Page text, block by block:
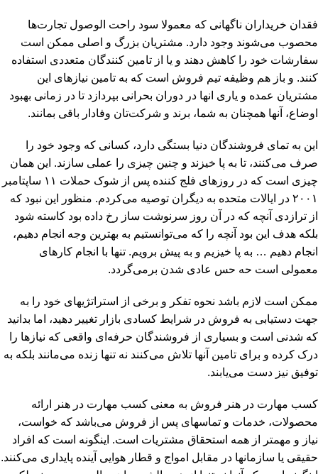
فقدان خریداران ناگهانی که معمولا سود راحت الوصول تجارت‌ها
محصوب می‌شوند وجود دارد. مشتریان بزرگ و اصلی ممکن است
سفارشات خود را کاهش دهند و یا از تامین کنندگان متعددی استفاده
کنند. و باز هم وظیفه تیم فروش است که به تامین نیازهای این
مشتریان عمده و یاری انها در دوران بحرانی بپردازد تا در زمانی بهبود
اوضاع، آنها همچنان به شما، برند و شرکت‌تان وفادار باقی بمانند.
این به تمای فروشندگان دنیا بستگی دارد، کسانی که وجود خود را
صرف می‌کنند، تا به پا خیزند و چنین چیزی را عملی سازند. این همان
چیزی است که در روزهای فلج کننده پس از شوک حملات ۱۱ ساپتامبر
۲۰۰۱ در ایالات متحده به دیگران توصیه می‌کردم. منظور این نبود که
از ترازدی آنچه که در آن روز سرنوشت ساز رخ داده بود کاسته شود
بلکه هدف این بود آنچه را که می‌توانستیم به بهترین وجه انجام دهیم،
انجام دهیم … به پا خیزیم و به پیش برویم. تنها با انجام کارهای
معمولی است حه حس عادی شدن برمی‌گردد.
ممکن است لازم باشد نحوه تفکر و برخی از استراتژیهای خود را به
جهت دستیابی به فروش در شرایط کسادی بازار تغییر دهید، اما بدانید
که شدنی است و بسیاری از فروشندگان حرفه‌ای واقعی که نیازها را
درک کرده و برای تامین آنها تلاش می‌کنند نه تنها زنده می‌مانند بلکه به
توفیق نیز دست می‌یابند.
کسب مهارت در هنر فروش به معنی کسب مهارت در هنر ارائه
محصولات، خدمات و تماسهای پس از فروش می‌باشد که خواست،
نیاز و مهمتر از همه استحقاق مشتریات است. اینگونه است که افراد
حقیقی یا سازمانها در مقابل امواج و قطار هوایی آینده پایداری می‌کنند.